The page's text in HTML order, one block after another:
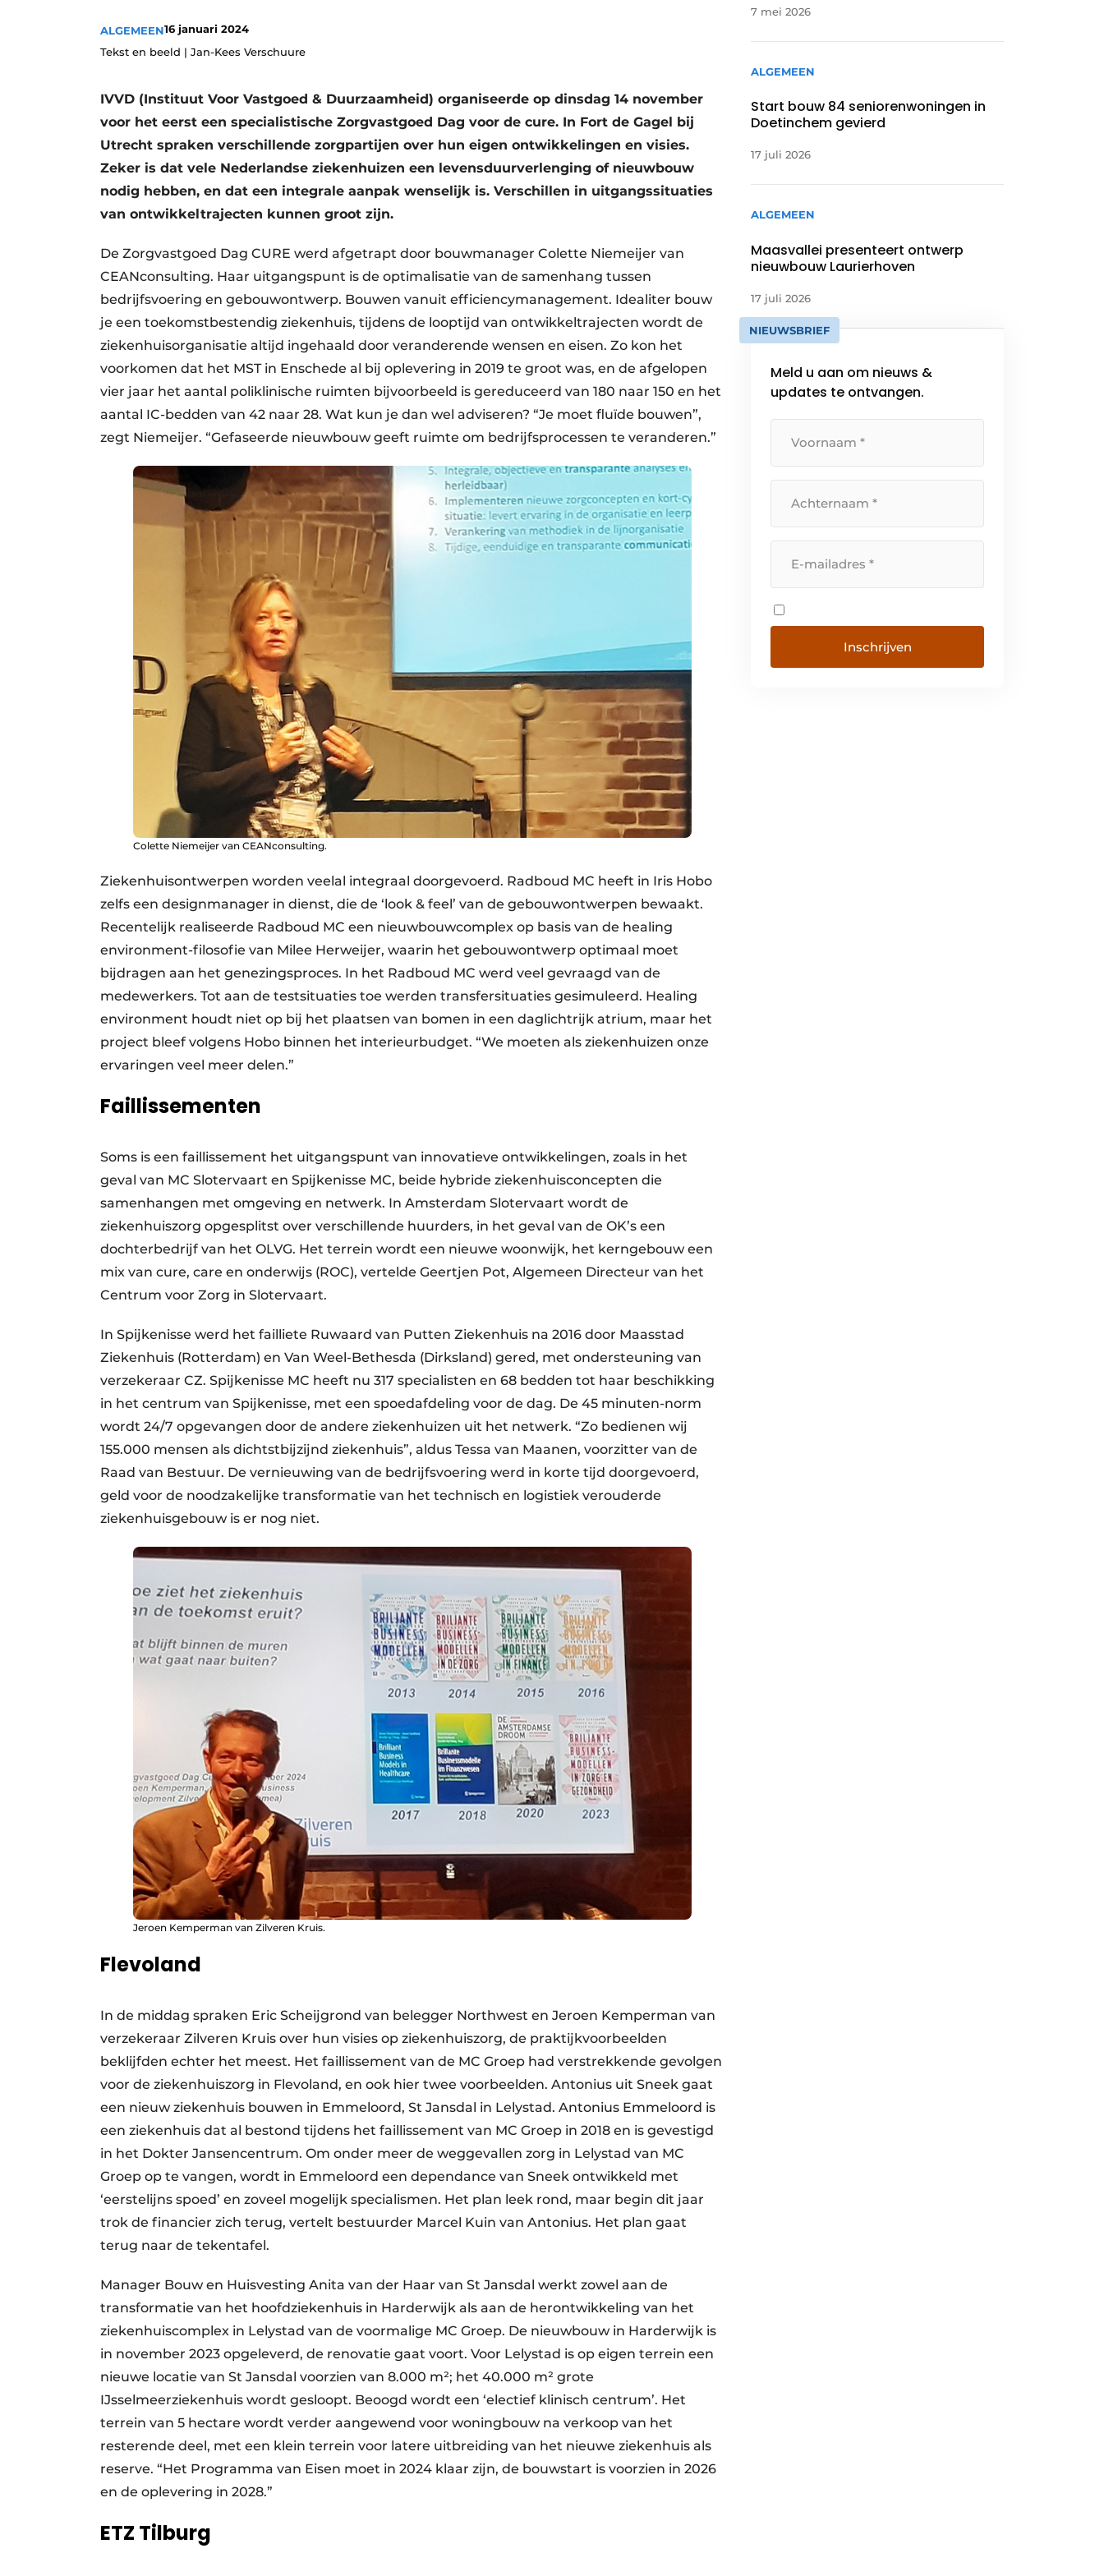
Vacature aanmelden
Video’s
ALGEMEEN16 januari 2024
Tekst en beeld | Jan-Kees Verschuure
IVVD (Instituut Voor Vastgoed & Duurzaamheid) organiseerde op dinsdag 14 november
voor het eerst een specialistische Zorgvastgoed Dag voor de cure. In Fort de Gagel bij
Utrecht spraken verschillende zorgpartijen over hun eigen ontwikkelingen en visies.
Zeker is dat vele Nederlandse ziekenhuizen een levensduurverlenging of nieuwbouw
nodig hebben, en dat een integrale aanpak wenselijk is. Verschillen in uitgangssituaties
van ontwikkeltrajecten kunnen groot zijn.
De Zorgvastgoed Dag CURE werd afgetrapt door bouwmanager Colette Niemeijer van
CEANconsulting. Haar uitgangspunt is de optimalisatie van de samenhang tussen
bedrijfsvoering en gebouwontwerp. Bouwen vanuit efficiencymanagement. Idealiter bouw
je een toekomstbestendig ziekenhuis, tijdens de looptijd van ontwikkeltrajecten wordt de
ziekenhuisorganisatie altijd ingehaald door veranderende wensen en eisen. Zo kon het
voorkomen dat het MST in Enschede al bij oplevering in 2019 te groot was, en de afgelopen
vier jaar het aantal poliklinische ruimten bijvoorbeeld is gereduceerd van 180 naar 150 en het
aantal IC-bedden van 42 naar 28. Wat kun je dan wel adviseren? “Je moet fluïde bouwen”,
zegt Niemeijer. “Gefaseerde nieuwbouw geeft ruimte om bedrijfsprocessen te veranderen.”
Colette Niemeijer van CEANconsulting.
Ziekenhuisontwerpen worden veelal integraal doorgevoerd. Radboud MC heeft in Iris Hobo
zelfs een designmanager in dienst, die de ‘look & feel’ van de gebouwontwerpen bewaakt.
Recentelijk realiseerde Radboud MC een nieuwbouwcomplex op basis van de healing
environment-filosofie van Milee Herweijer, waarin het gebouwontwerp optimaal moet
bijdragen aan het genezingsproces. In het Radboud MC werd veel gevraagd van de
medewerkers. Tot aan de testsituaties toe werden transfersituaties gesimuleerd. Healing
environment houdt niet op bij het plaatsen van bomen in een daglichtrijk atrium, maar het
project bleef volgens Hobo binnen het interieurbudget. “We moeten als ziekenhuizen onze
ervaringen veel meer delen.”
Faillissementen
Soms is een faillissement het uitgangspunt van innovatieve ontwikkelingen, zoals in het
geval van MC Slotervaart en Spijkenisse MC, beide hybride ziekenhuisconcepten die
samenhangen met omgeving en netwerk. In Amsterdam Slotervaart wordt de
ziekenhuiszorg opgesplitst over verschillende huurders, in het geval van de OK’s een
dochterbedrijf van het OLVG. Het terrein wordt een nieuwe woonwijk, het kerngebouw een
mix van cure, care en onderwijs (ROC), vertelde Geertjen Pot, Algemeen Directeur van het
Centrum voor Zorg in Slotervaart.
In Spijkenisse werd het failliete Ruwaard van Putten Ziekenhuis na 2016 door Maasstad
Ziekenhuis (Rotterdam) en Van Weel-Bethesda (Dirksland) gered, met ondersteuning van
verzekeraar CZ. Spijkenisse MC heeft nu 317 specialisten en 68 bedden tot haar beschikking
in het centrum van Spijkenisse, met een spoedafdeling voor de dag. De 45 minuten-norm
wordt 24/7 opgevangen door de andere ziekenhuizen uit het netwerk. “Zo bedienen wij
155.000 mensen als dichtstbijzijnd ziekenhuis”, aldus Tessa van Maanen, voorzitter van de
Raad van Bestuur. De vernieuwing van de bedrijfsvoering werd in korte tijd doorgevoerd,
geld voor de noodzakelijke transformatie van het technisch en logistiek verouderde
ziekenhuisgebouw is er nog niet.
Jeroen Kemperman van Zilveren Kruis.
Flevoland
In de middag spraken Eric Scheijgrond van belegger Northwest en Jeroen Kemperman van
verzekeraar Zilveren Kruis over hun visies op ziekenhuiszorg, de praktijkvoorbeelden
beklijfden echter het meest. Het faillissement van de MC Groep had verstrekkende gevolgen
voor de ziekenhuiszorg in Flevoland, en ook hier twee voorbeelden. Antonius uit Sneek gaat
een nieuw ziekenhuis bouwen in Emmeloord, St Jansdal in Lelystad. Antonius Emmeloord is
een ziekenhuis dat al bestond tijdens het faillissement van MC Groep in 2018 en is gevestigd
in het Dokter Jansencentrum. Om onder meer de weggevallen zorg in Lelystad van MC
Groep op te vangen, wordt in Emmeloord een dependance van Sneek ontwikkeld met
‘eerstelijns spoed’ en zoveel mogelijk specialismen. Het plan leek rond, maar begin dit jaar
trok de financier zich terug, vertelt bestuurder Marcel Kuin van Antonius. Het plan gaat
terug naar de tekentafel.
Manager Bouw en Huisvesting Anita van der Haar van St Jansdal werkt zowel aan de
transformatie van het hoofdziekenhuis in Harderwijk als aan de herontwikkeling van het
ziekenhuiscomplex in Lelystad van de voormalige MC Groep. De nieuwbouw in Harderwijk is
in november 2023 opgeleverd, de renovatie gaat voort. Voor Lelystad is op eigen terrein een
nieuwe locatie van St Jansdal voorzien van 8.000 m²; het 40.000 m² grote
IJsselmeerziekenhuis wordt gesloopt. Beoogd wordt een ‘electief klinisch centrum’. Het
terrein van 5 hectare wordt verder aangewend voor woningbouw na verkoop van het
resterende deel, met een klein terrein voor latere uitbreiding van het nieuwe ziekenhuis als
reserve. “Het Programma van Eisen moet in 2024 klaar zijn, de bouwstart is voorzien in 2026
en de oplevering in 2028.”
ETZ Tilburg
7 mei 2026
ALGEMEEN
Start bouw 84 seniorenwoningen in
Doetinchem gevierd
17 juli 2026
ALGEMEEN
Maasvallei presenteert ontwerp
nieuwbouw Laurierhoven
17 juli 2026
NIEUWSBRIEF
Meld u aan om nieuws &
updates te ontvangen.